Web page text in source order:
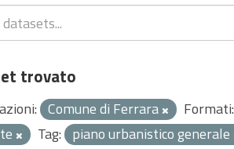
trovato
Comune di Ferrara Formati:
Tag: piano urbanistico generale